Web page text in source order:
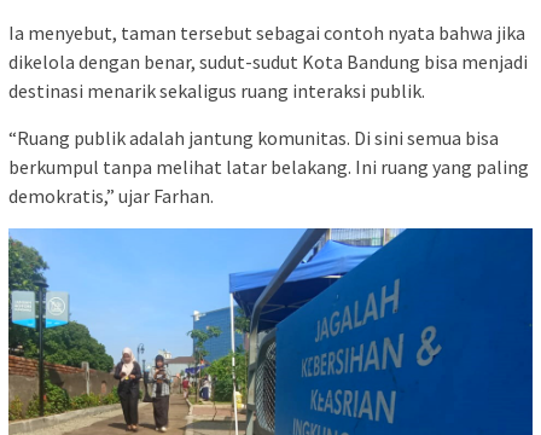
Ia menyebut, taman tersebut sebagai contoh nyata bahwa jika
dikelola dengan benar, sudut-sudut Kota Bandung bisa menjadi
destinasi menarik sekaligus ruang interaksi publik.
“Ruang publik adalah jantung komunitas. Di sini semua bisa
berkumpul tanpa melihat latar belakang. Ini ruang yang paling
demokratis,” ujar Farhan.